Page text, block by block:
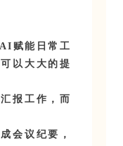
赋能日常工
以大大的提
报工作，而
会议纪要，